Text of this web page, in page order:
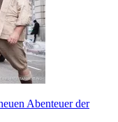
Abenteuer der